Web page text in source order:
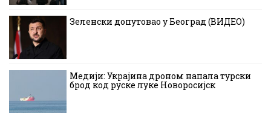
Зеленски допутовао у Београд (ВИДЕО)
Медији: Украјина дроном напала турски
брод код руске луке Новоросијск